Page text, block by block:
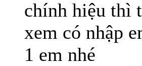
chính hiệu thì
xem có nhập
1 em nhé